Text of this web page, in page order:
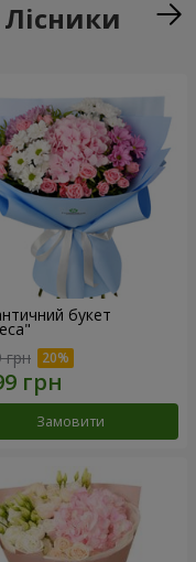
Лісники
букет
грн
Замовити